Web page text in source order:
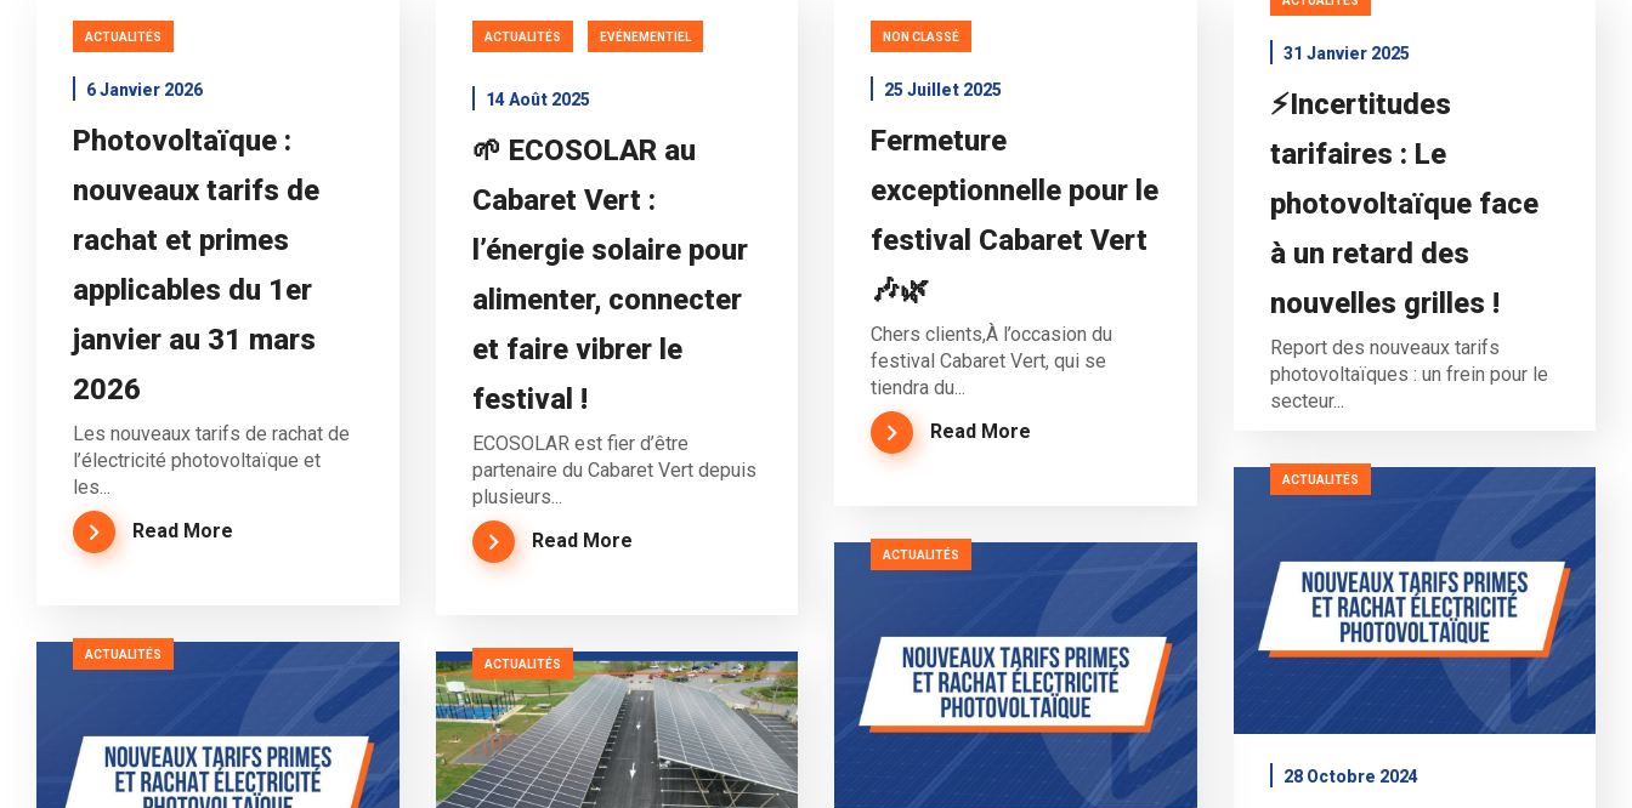
ACTUALITÉS
6 Janvier 2026
Photovoltaïque :
nouveaux tarifs de
rachat et primes
applicables du 1er
janvier au 31 mars
2026
Les nouveaux tarifs de rachat de
l’électricité photovoltaïque et
les...
Read More
ACTUALITÉS EVÉNEMENTIEL
14 Août 2025
🌱 ECOSOLAR au
Cabaret Vert :
l’énergie solaire pour
alimenter, connecter
et faire vibrer le
festival !
ECOSOLAR est fier d’être
partenaire du Cabaret Vert depuis
plusieurs...
Read More
NON CLASSÉ
25 Juillet 2025
Fermeture
exceptionnelle pour le
festival Cabaret Vert
🎶🌿
Chers clients,À l’occasion du
festival Cabaret Vert, qui se
tiendra du...
Read More
31 Janvier 2025
⚡️Incertitudes
tarifaires : Le
photovoltaïque face
à un retard des
nouvelles grilles !
Report des nouveaux tarifs
photovoltaïques : un frein pour le
secteur...
ACTUALITÉS
28 Octobre 2024
ACTUALITÉS
ACTUALITÉS
ACTUALITÉS